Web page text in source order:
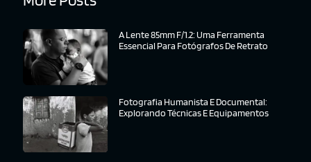
A Lente 85mm F/1.2: Uma Ferramenta
Essencial Para Fotógrafos De Retrato
Fotografia Humanista E Documental:
Explorando Técnicas E Equipamentos